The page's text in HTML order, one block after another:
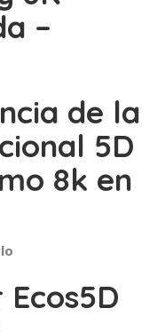
–
de la
5D
8k en
Ecos5D